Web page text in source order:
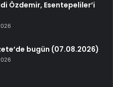
Özdemir, Esentepeliler’i
bugün (07.08.2026)